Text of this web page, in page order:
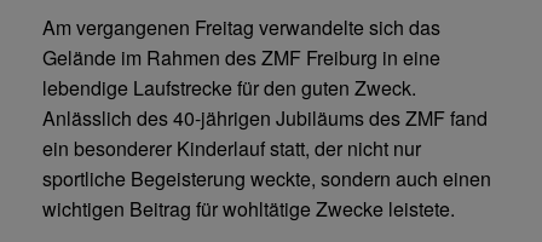
Am vergangenen Freitag verwandelte sich das
Gelände im Rahmen des ZMF Freiburg in eine
lebendige Laufstrecke für den guten Zweck.
Anlässlich des 40-jährigen Jubiläums des ZMF fand
ein besonderer Kinderlauf statt, der nicht nur
sportliche Begeisterung weckte, sondern auch einen
wichtigen Beitrag für wohltätige Zwecke leistete.